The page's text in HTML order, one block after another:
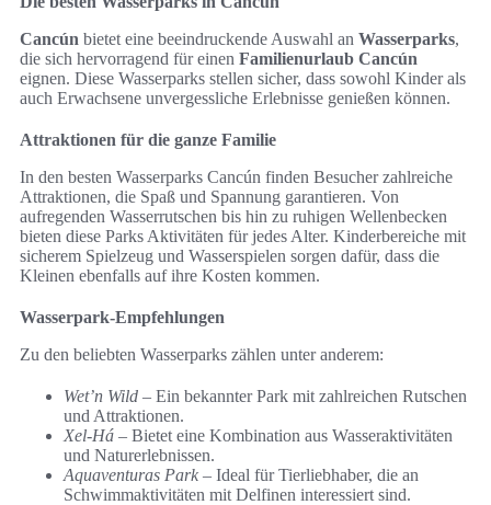
Cancún bietet eine beeindruckende Auswahl an Wasserparks,
die sich hervorragend für einen Familienurlaub Cancún
eignen. Diese Wasserparks stellen sicher, dass sowohl Kinder als
auch Erwachsene unvergessliche Erlebnisse genießen können.
Attraktionen für die ganze Familie
In den besten Wasserparks Cancún finden Besucher zahlreiche
Attraktionen, die Spaß und Spannung garantieren. Von
aufregenden Wasserrutschen bis hin zu ruhigen Wellenbecken
bieten diese Parks Aktivitäten für jedes Alter. Kinderbereiche mit
sicherem Spielzeug und Wasserspielen sorgen dafür, dass die
Kleinen ebenfalls auf ihre Kosten kommen.
Wasserpark-Empfehlungen
Zu den beliebten Wasserparks zählen unter anderem:
Wet’n Wild – Ein bekannter Park mit zahlreichen Rutschen
und Attraktionen.
Xel-Há – Bietet eine Kombination aus Wasseraktivitäten
und Naturerlebnissen.
Aquaventuras Park – Ideal für Tierliebhaber, die an
Schwimmaktivitäten mit Delfinen interessiert sind.